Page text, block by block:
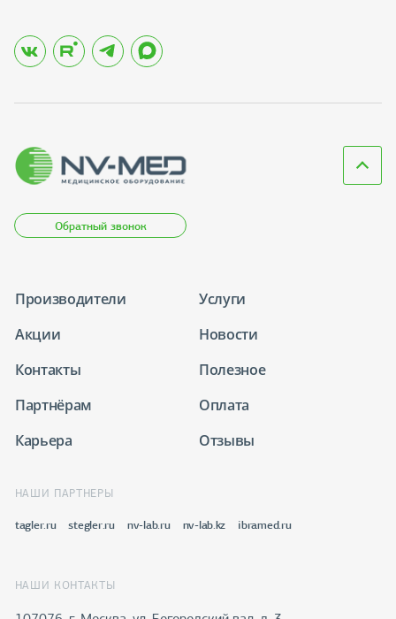
Обратный звонок
Производители
Услуги
Акции
Новости
Контакты
Полезное
Партнёрам
Оплата
Карьера
Отзывы
НАШИ ПАРТНЕРЫ
tagler.ru stegler.ru nv-lab.ru nv-lab.kz ibramed.ru
НАШИ КОНТАКТЫ